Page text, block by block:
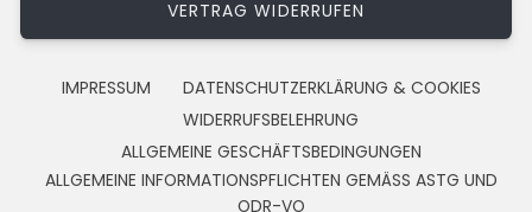
VERTRAG WIDERRUFEN
IMPRESSUM
DATENSCHUTZERKLÄRUNG & COOKIES
WIDERRUFSBELEHRUNG
ALLGEMEINE GESCHÄFTSBEDINGUNGEN
ALLGEMEINE INFORMATIONSPFLICHTEN GEMÄSS ASTG UND
ODR-VO